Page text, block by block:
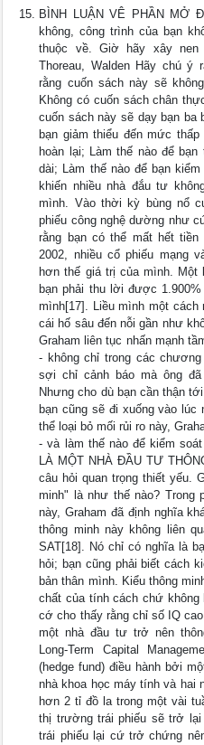
BÌNH LUẬN VÊ PHẦN MỞ
không, công trình của bạn
thuộc về. Giờ hãy xây nen
Thoreau, Walden Hãy chú ý
rằng cuốn sách này sẽ
Không có cuốn sách chân
cuốn sách này sẽ dạy bạn ba
bạn giảm thiểu đến mức
hoàn lại; Làm thế nào để
dài; Làm thế nào để bạn
khiến nhiều nhà đắu tư
mình. Vào thời kỳ bùng nổ
phiếu công nghệ dường như
rằng bạn có thể mất hết
2002, nhiều cổ phiếu mạng
hơn thế giá trị của mình.
bạn phải thu lời được
mình[17]. Liều mình một
cái hố sâu đến nỗi gần như
Graham liên tục nhấn mạnh
- không chỉ trong các
sợi chỉ cảnh báo mà ông
Nhưng cho dù bạn cần thận
bạn cũng sẽ đi xuống vào
thể loại bỏ mối rủi ro này,
- và làm thế nào để kiểm
LÀ MỘT NHÀ ĐẦU TƯ
câu hỏi quan trọng thiết yếu.
minh" là như thế nào? Trong
này, Graham đã định nghĩa
thông minh này không liên
SAT[18]. Nó chỉ có nghĩa là
hỏi; bạn cũng phải biết cách
bản thân mình. Kiểu thông
chất của tính cách chứ không
cớ cho thấy rằng chỉ số IQ
một nhà đầu tư trở nên
Long-Term Capital
(hedge fund) điều hành bởi
nhà khoa học máy tính và hai
hơn 2 tỉ đồ la trong một vài
thị trường trái phiếu sẽ trở
trái phiếu lại cứ trở chứng